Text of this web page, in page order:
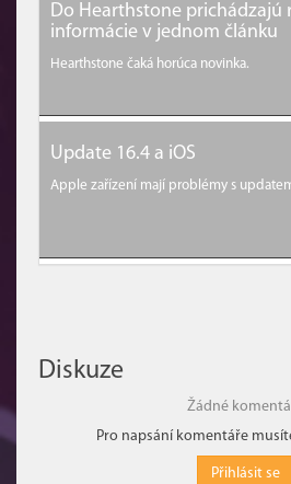
Do Hearthstone prichádzajú
informácie v jednom článku
Hearthstone čaká horúca novinka.
Update 16.4 a iOS
Apple zařízení mají problémy s
Diskuze
Žádné
Pro napsání komentáře
Přihlásit se